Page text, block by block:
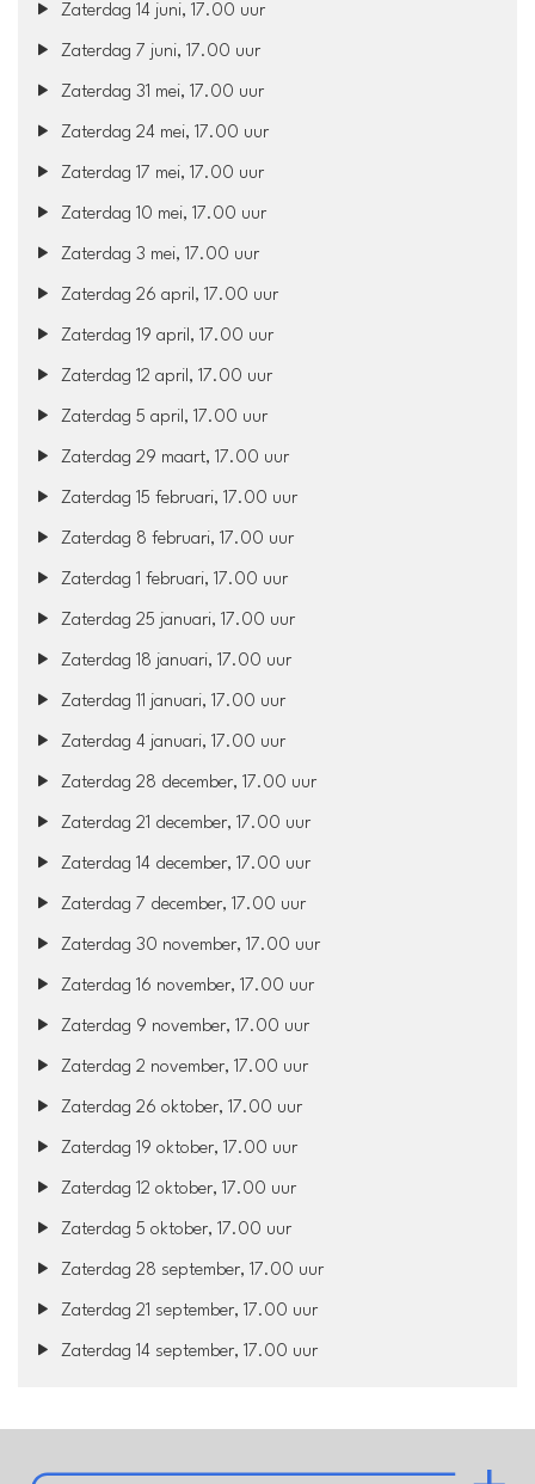
Zaterdag 14 juni, 17.00 uur
Zaterdag 7 juni, 17.00 uur
Zaterdag 31 mei, 17.00 uur
Zaterdag 24 mei, 17.00 uur
Zaterdag 17 mei, 17.00 uur
Zaterdag 10 mei, 17.00 uur
Zaterdag 3 mei, 17.00 uur
Zaterdag 26 april, 17.00 uur
Zaterdag 19 april, 17.00 uur
Zaterdag 12 april, 17.00 uur
Zaterdag 5 april, 17.00 uur
Zaterdag 29 maart, 17.00 uur
Zaterdag 15 februari, 17.00 uur
Zaterdag 8 februari, 17.00 uur
Zaterdag 1 februari, 17.00 uur
Zaterdag 25 januari, 17.00 uur
Zaterdag 18 januari, 17.00 uur
Zaterdag 11 januari, 17.00 uur
Zaterdag 4 januari, 17.00 uur
Zaterdag 28 december, 17.00 uur
Zaterdag 21 december, 17.00 uur
Zaterdag 14 december, 17.00 uur
Zaterdag 7 december, 17.00 uur
Zaterdag 30 november, 17.00 uur
Zaterdag 16 november, 17.00 uur
Zaterdag 9 november, 17.00 uur
Zaterdag 2 november, 17.00 uur
Zaterdag 26 oktober, 17.00 uur
Zaterdag 19 oktober, 17.00 uur
Zaterdag 12 oktober, 17.00 uur
Zaterdag 5 oktober, 17.00 uur
Zaterdag 28 september, 17.00 uur
Zaterdag 21 september, 17.00 uur
Zaterdag 14 september, 17.00 uur